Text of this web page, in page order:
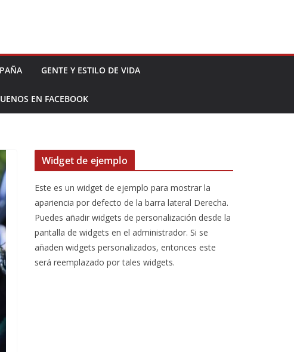
GENTE Y ESTILO DE VIDA
EN FACEBOOK
Widget de ejemplo
Este es un widget de ejemplo para mostrar la
apariencia por defecto de la barra lateral Derecha.
Puedes añadir widgets de personalización desde la
pantalla de widgets en el administrador. Si se
añaden widgets personalizados, entonces este
será reemplazado por tales widgets.